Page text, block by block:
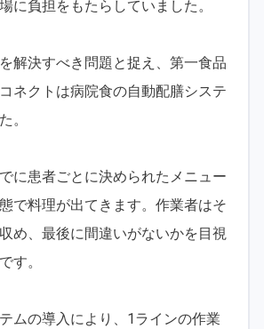
に負担をもたらしていました。
解決すべき問題と捉え、第一食品
ネクトは病院食の自動配膳システ
。
に患者ごとに決められたメニュー
で料理が出てきます。作業者はそ
め、最後に間違いがないかを目視
す。
ムの導入により、1ラインの作業